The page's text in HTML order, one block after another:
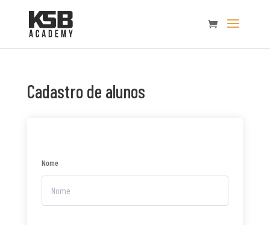
Cadastro de alunos
Nome